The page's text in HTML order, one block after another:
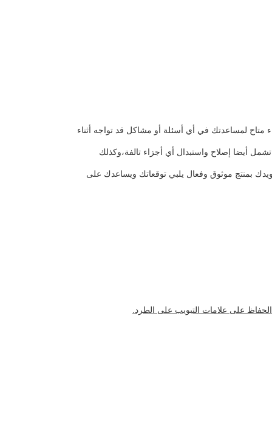
متاح لمساعدتك في أي أسئلة أو مشاكل قد تواجه أثناء
أيضا إصلاح واستبدال أي أجزاء تالفة،وكذلك
بمنتج موثوق وفعال يلبي توقعاتك ويساعدك على
على علامات التبويب على الطرد.